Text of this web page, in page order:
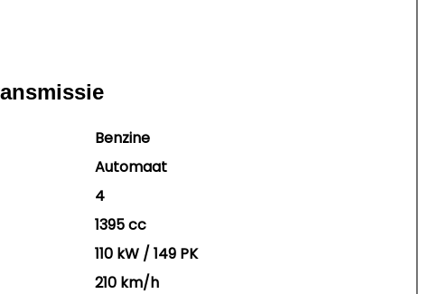
Benzine
Automaat
4
1395 cc
110 kW / 149 PK
210 km/h